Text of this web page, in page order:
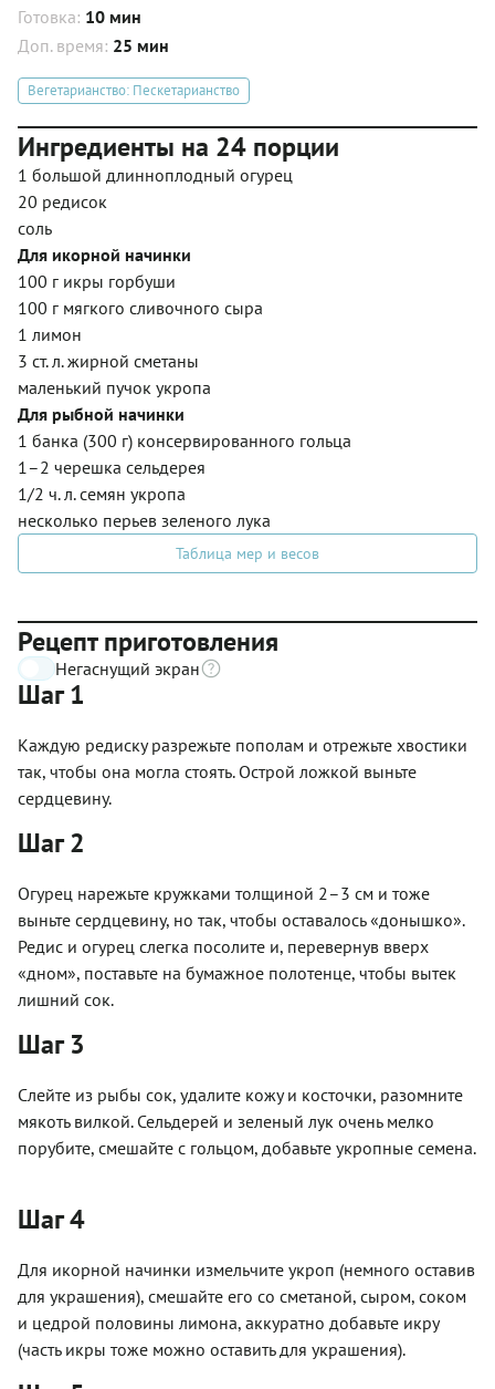
Готовка: 10 мин
Доп. время: 25 мин
Вегетарианство: Пескетарианство
Ингредиенты на 24 порции
1 большой длинноплодный огурец
20 редисок
соль
Для икорной начинки
100 г икры горбуши
100 г мягкого сливочного сыра
1 лимон
3 ст. л. жирной сметаны
маленький пучок укропа
Для рыбной начинки
1 банка (300 г) консервированного гольца
1–2 черешка сельдерея
1/2 ч. л. семян укропа
несколько перьев зеленого лука
Таблица мер и весов
Рецепт приготовления
Негаснущий экран
Шаг 1
Каждую редиску разрежьте пополам и отрежьте хвостики
так, чтобы она могла стоять. Острой ложкой выньте
сердцевину.
Шаг 2
Огурец нарежьте кружками толщиной 2–3 см и тоже
выньте сердцевину, но так, чтобы оставалось «донышко».
Редис и огурец слегка посолите и, перевернув вверх
«дном», поставьте на бумажное полотенце, чтобы вытек
лишний сок.
Шаг 3
Слейте из рыбы сок, удалите кожу и косточки, разомните
мякоть вилкой. Сельдерей и зеленый лук очень мелко
порубите, смешайте с гольцом, добавьте укропные семена.
Шаг 4
Для икорной начинки измельчите укроп (немного оставив
для украшения), смешайте его со сметаной, сыром, соком
и цедрой половины лимона, аккуратно добавьте икру
(часть икры тоже можно оставить для украшения).